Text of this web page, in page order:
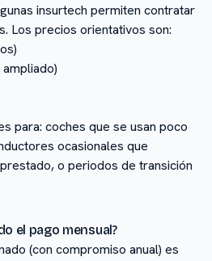
insurtech permiten contratar
Los precios orientativos son:
para: coches que se usan poco
ocasionales que
o periodos de transición
el pago mensual?
(con compromiso anual) es